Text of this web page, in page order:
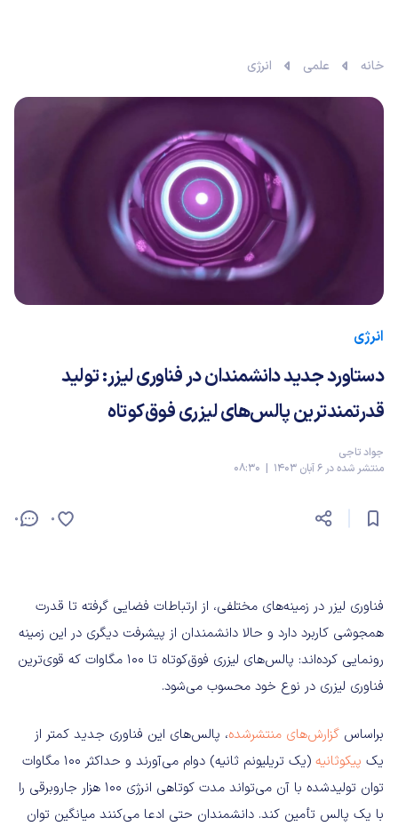
خانه علمی انرژی
انرژی
دستاورد جدید دانشمندان در فناوری لیزر: تولید
قدرتمندترین پالس‌های لیزری فوق‌کوتاه
جواد تاجی
منتشر شده در 6 آبان 1403 | 08:30
0 0
فناوری لیزر در زمینه‌های مختلفی، از ارتباطات فضایی گرفته تا قدرت
همجوشی کاربرد دارد و حالا دانشمندان از پیشرفت دیگری در این زمینه
رونمایی کرده‌اند: پالس‌های لیزری فوق‌کوتاه تا 100 مگاوات که قوی‌ترین
فناوری لیزری در نوع خود محسوب می‌شود.
براساس گزارش‌های منتشرشده، پالس‌های این فناوری جدید کمتر از
یک پیکوثانیه
(یک تریلیونم ثانیه) دوام می‌آورند و حداکثر 100 مگاوات
توان تولیدشده با آن می‌تواند مدت کوتاهی انرژی 100 هزار جاروبرقی را
با یک پالس تأمین کند. دانشمندان حتی ادعا می‌کنند میانگین توان